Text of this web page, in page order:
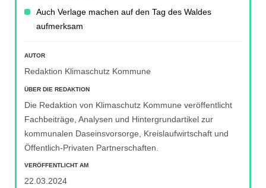
Auch Verlage machen auf den Tag des Waldes
aufmerksam
AUTOR
Redaktion Klimaschutz Kommune
ÜBER DIE REDAKTION
Die Redaktion von Klimaschutz Kommune veröffentlicht
Fachbeiträge, Analysen und Hintergrundartikel zur
kommunalen Daseinsvorsorge, Kreislaufwirtschaft und
Öffentlich-Privaten Partnerschaften.
VERÖFFENTLICHT AM
22.03.2024